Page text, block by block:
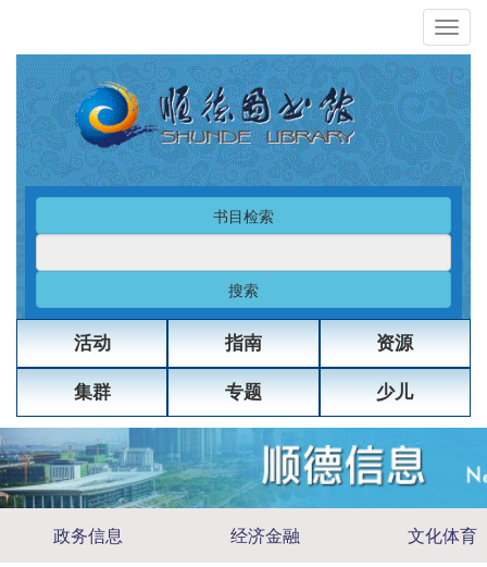
书目检索
搜索
活动 指南 资源
集群 专题 少儿
政务信息 经济金融 文化体育